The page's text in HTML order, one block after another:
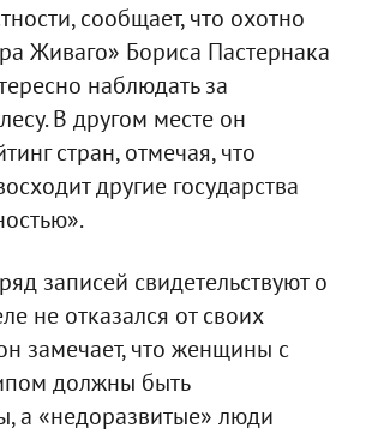
сообщает, что охотно
Живаго» Бориса Пастернака
наблюдать за
В другом месте он
стран, отмечая, что
другие государства
записей свидетельствуют о
не отказался от своих
замечает, что женщины с
должны быть
а «недоразвитые» люди